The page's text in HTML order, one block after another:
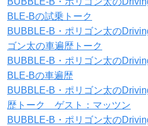
BLE-Bの試乗トーク
BUBBLE-B・ポリゴン太の
ゴン太の車遍歴トーク
BUBBLE-B・ポリゴン太の
BLE-Bの車遍歴
BUBBLE-B・ポリゴン太の
歴トーク ゲスト：マッツン
BUBBLE-B・ポリゴン太の